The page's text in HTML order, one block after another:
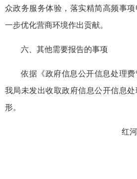
众政务服务体验，落实精简高频事
一步优化营商环境作出贡献。
六、其他需要报告的事项
依据《政府信息公开信息处理
我局未发出收取政府信息公开信息
形。
红